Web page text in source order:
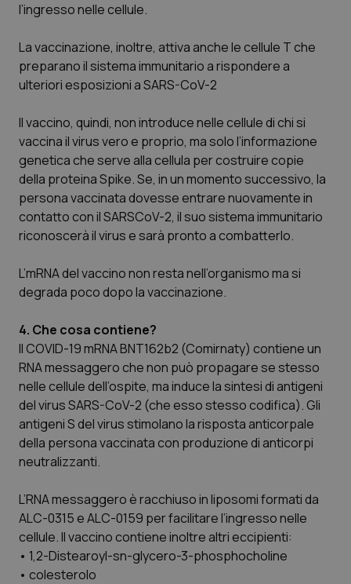
Toscana
Valle D’Aosta
Veneto
Obesità
Oncodermatologia
Oncoematologia
Oncologia & Nutrizione
Psoriasi & pelle
Quotidiano Chirurgia
Quotidiano Oncologia
Quotidiano Pediatria
Salute orale & impianti
Sangue & coagulazione
l’ingresso nelle cellule.
La vaccinazione, inoltre, attiva anche le cellule T che
preparano il sistema immunitario a rispondere a
ulteriori esposizioni a SARS-CoV-2
Il vaccino, quindi, non introduce nelle cellule di chi si
vaccina il virus vero e proprio, ma solo l’informazione
genetica che serve alla cellula per costruire copie
della proteina Spike. Se, in un momento successivo, la
persona vaccinata dovesse entrare nuovamente in
contatto con il SARSCoV-2, il suo sistema immunitario
riconoscerà il virus e sarà pronto a combatterlo.
L’mRNA del vaccino non resta nell’organismo ma si
degrada poco dopo la vaccinazione.
4. Che cosa contiene?
Il COVID-19 mRNA BNT162b2 (Comirnaty) contiene un
RNA messaggero che non può propagare se stesso
nelle cellule dell’ospite, ma induce la sintesi di antigeni
del virus SARS-CoV-2 (che esso stesso codifica). Gli
antigeni S del virus stimolano la risposta anticorpale
della persona vaccinata con produzione di anticorpi
neutralizzanti.
L’RNA messaggero è racchiuso in liposomi formati da
ALC-0315 e ALC-0159 per facilitare l’ingresso nelle
cellule. Il vaccino contiene inoltre altri eccipienti:
• 1,2-Distearoyl-sn-glycero-3-phosphocholine
• colesterolo